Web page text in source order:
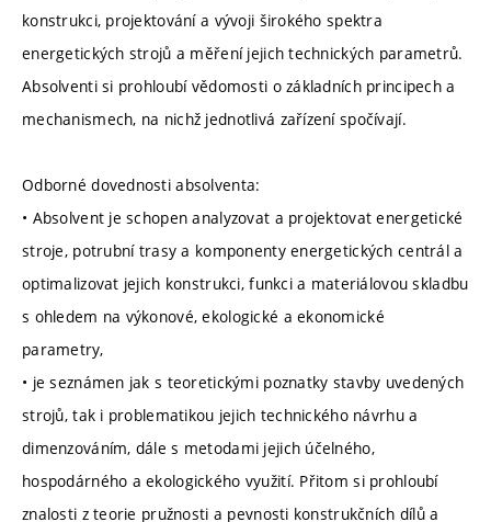
konstrukci, projektování a vývoji širokého spektra
energetických strojů a měření jejich technických parametrů.
Absolventi si prohloubí vědomosti o základních principech a
mechanismech, na nichž jednotlivá zařízení spočívají.
Odborné dovednosti absolventa:
• Absolvent je schopen analyzovat a projektovat energetické
stroje, potrubní trasy a komponenty energetických centrál a
optimalizovat jejich konstrukci, funkci a materiálovou skladbu
s ohledem na výkonové, ekologické a ekonomické
parametry,
• je seznámen jak s teoretickými poznatky stavby uvedených
strojů, tak i problematikou jejich technického návrhu a
dimenzováním, dále s metodami jejich účelného,
hospodárného a ekologického využití. Přitom si prohloubí
znalosti z teorie pružnosti a pevnosti konstrukčních dílů a